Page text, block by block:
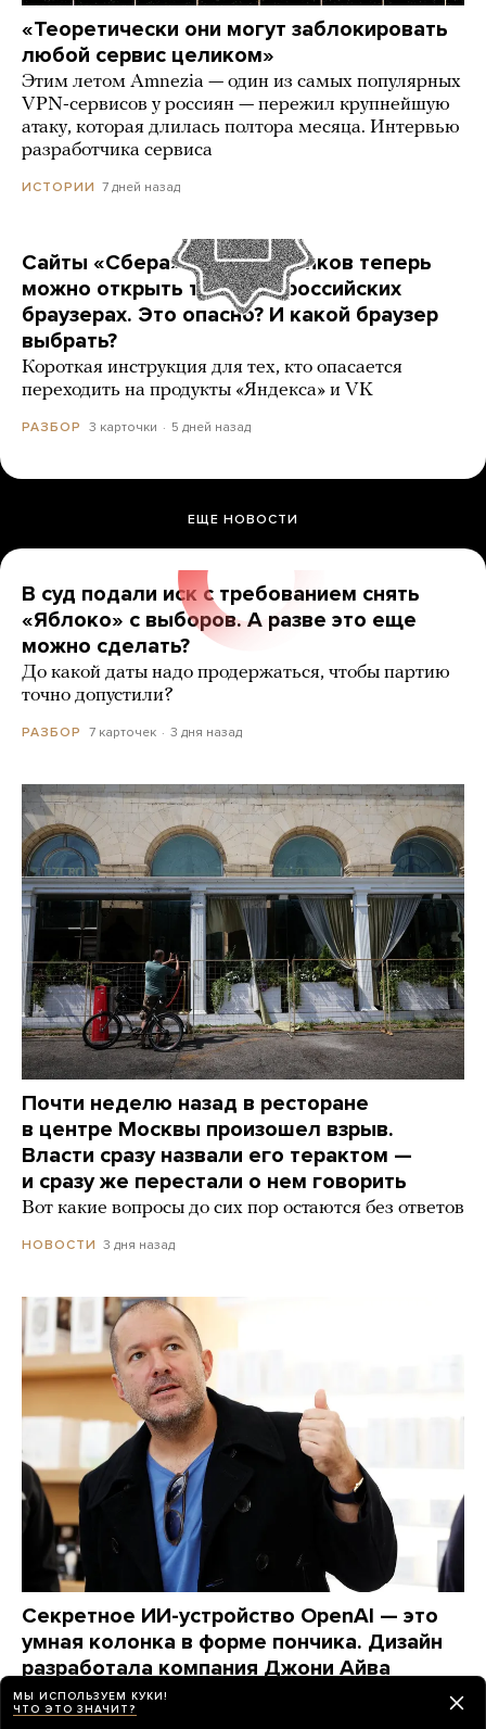
«Теоретически они могут заблокировать
любой сервис целиком»
Этим летом Amnezia — один из самых популярных
VPN-сервисов у россиян — пережил крупнейшую
атаку, которая длилась полтора месяца. Интервью
разработчика сервиса
ИСТОРИИ 7 дней назад
Сайты «Сбера» и других банков теперь
можно открыть только в российских
браузерах. Это опасно? И какой браузер
выбрать?
Короткая инструкция для тех, кто опасается
переходить на продукты «Яндекса» и VK
РАЗБОР 3 карточки 5 дней назад
ЕЩЕ НОВОСТИ
В суд подали иск с требованием снять
«Яблоко» с выборов. А разве это еще
можно сделать?
До какой даты надо продержаться, чтобы партию
точно допустили?
РАЗБОР 7 карточек 3 дня назад
Почти неделю назад в ресторане
в центре Москвы произошел взрыв.
Власти сразу назвали его терактом —
и сразу же перестали о нем говорить
Вот какие вопросы до сих пор остаются без ответов
НОВОСТИ 3 дня назад
Секретное ИИ-устройство OpenAI — это
умная колонка в форме пончика. Дизайн
разработала компания Джони Айва
Вот что узнал Bloomberg об этом гаджете
МЫ ИСПОЛЬЗУЕМ КУКИ!
ЧТО ЭТО ЗНАЧИТ?